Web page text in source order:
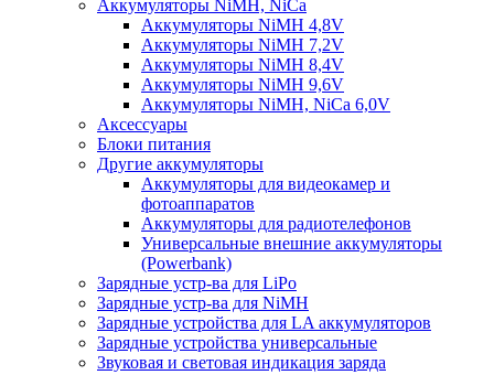
Аккумуляторы NiMH, NiCa
Аккумуляторы NiMH 4,8V
Аккумуляторы NiMH 7,2V
Аккумуляторы NiMH 8,4V
Аккумуляторы NiMH 9,6V
Аккумуляторы NiMH, NiCa 6,0V
Аксессуары
Блоки питания
Другие аккумуляторы
Аккумуляторы для видеокамер и
фотоаппаратов
Аккумуляторы для радиотелефонов
Универсальные внешние аккумуляторы
(Powerbank)
Зарядные устр-ва для LiPo
Зарядные устр-ва для NiMH
Зарядные устройства для LA аккумуляторов
Зарядные устройства универсальные
Звуковая и световая индикация заряда